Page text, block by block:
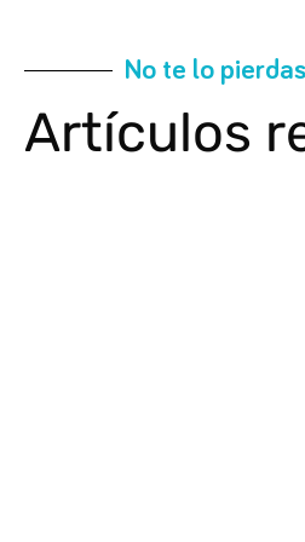
No te lo pierdas
Artículos